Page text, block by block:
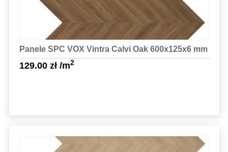
Panele SPC VOX Vintra Calvi Oak 600x125x6 mm
129.00 zł/m2